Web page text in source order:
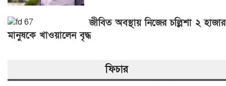
জীবিত অবস্থায় নিজের চল্লিশা ২ হাজার
মানুষকে খাওয়ালেন বৃদ্ধ
ফিচার